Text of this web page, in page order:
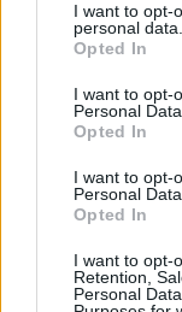
I want to opt-
personal data.
Opted In
I want to opt-
Personal Data.
Opted In
I want to opt-
Personal
Opted In
I want to opt-
Retention,
Personal
The Seated
αρκετή δύναμη και
Η γυναίκα χώνεται
έλεγχο της
δίνεται από τα πόδια